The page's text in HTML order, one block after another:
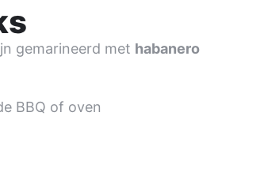
gemarineerd met habanero
BBQ of oven